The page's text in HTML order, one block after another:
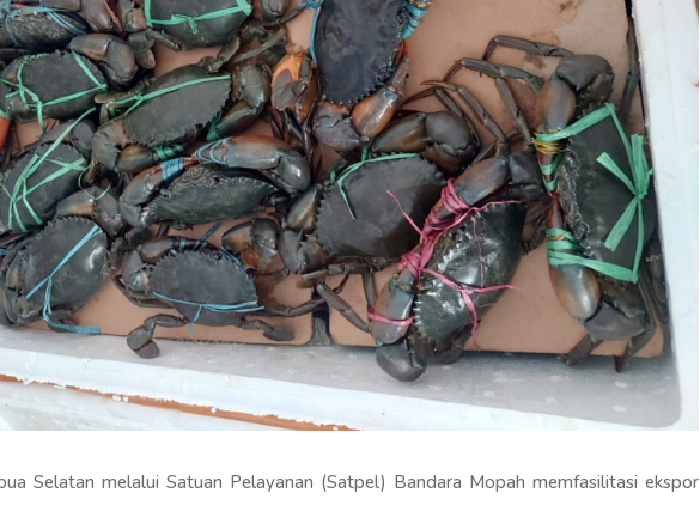
Selatan melalui Satuan Pelayanan (Satpel) Bandara Mopah memfasilitasi ekspor